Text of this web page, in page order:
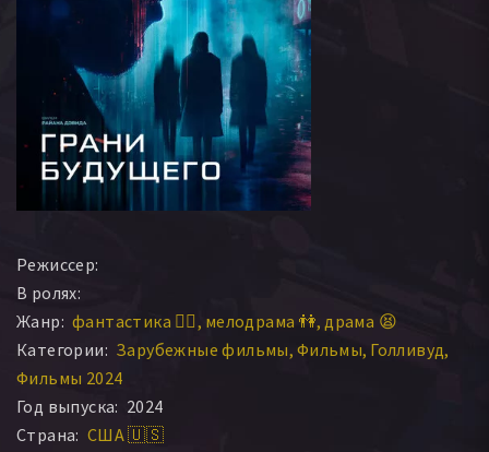
Режиссер:
В ролях:
Жанр: фантастика 🧙‍♀️ мелодрама 👫 драма 😫
Категории: Зарубежные фильмы Фильмы Голливуд
Фильмы 2024
Год выпуска: 2024
Страна: США 🇺🇸